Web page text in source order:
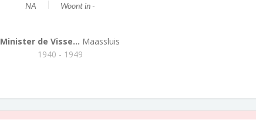
NA Woont in -
Minister de Visse... Maassluis
1940 - 1949